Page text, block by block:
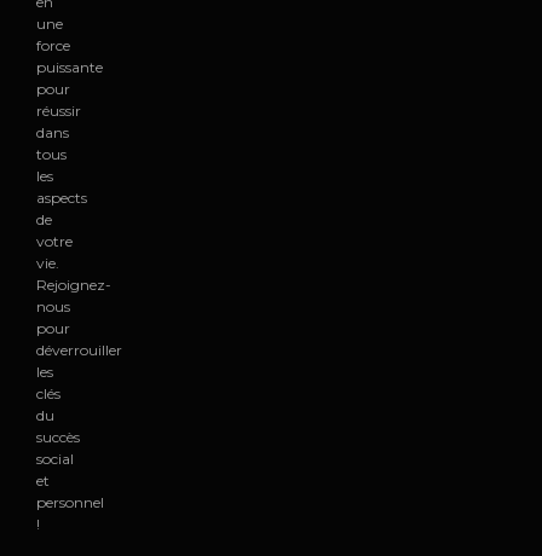
une
force
puissante
pour
réussir
dans
tous
les
aspects
de
votre
vie.
Rejoignez-
nous
pour
déverrouiller
les
clés
du
succès
social
et
personnel
!